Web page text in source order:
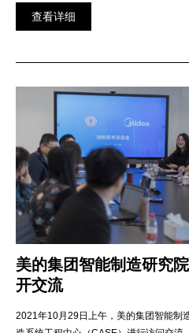
查看详细
美的集团智能制造研究
开交流
2021年10月29日上午，美的集团智能制